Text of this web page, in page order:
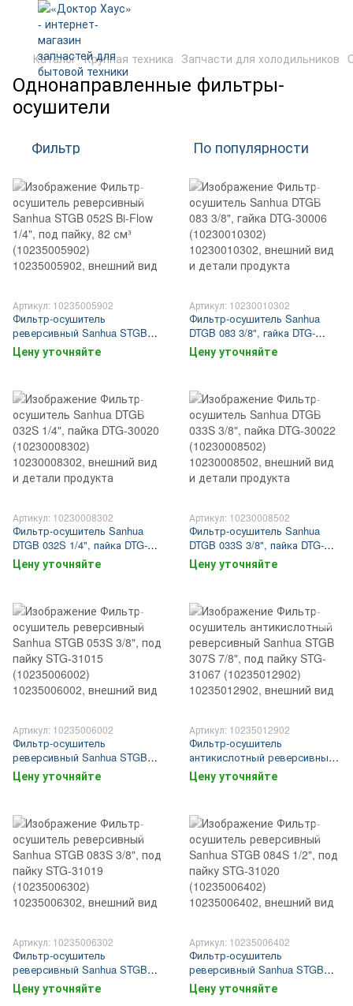
Каталог Крупная техника Запчасти для холодильников
Однонаправленные фильтры-
осушители
Фильтр По популярности
Артикул: 10235005902
Фильтр-осушитель
реверсивный Sanhua STGB
052S Bi-Flow 1/4", под пайку,
82 см³ (10235005902)
Цену уточняйте
Артикул: 10230010302
Фильтр-осушитель Sanhua
DTGB 083 3/8", гайка DTG-
30006 (10230010302)
Цену уточняйте
Артикул: 10230008302
Фильтр-осушитель Sanhua
DTGB 032S 1/4", пайка DTG-
30020 (10230008302)
Цену уточняйте
Артикул: 10230008502
Фильтр-осушитель Sanhua
DTGB 033S 3/8", пайка DTG-
30022 (10230008502)
Цену уточняйте
Артикул: 10235006002
Фильтр-осушитель
реверсивный Sanhua STGB
053S 3/8", под пайку STG-
31015 (10235006002)
Цену уточняйте
Артикул: 10235012902
Фильтр-осушитель
антикислотный реверсивный
Sanhua STGB 307S 7/8", под
пайку STG-31067 (10235012902)
Цену уточняйте
Артикул: 10235006302
Фильтр-осушитель
реверсивный Sanhua STGB
083S 3/8", под пайку STG-
31019 (10235006302)
Цену уточняйте
Артикул: 10235006402
Фильтр-осушитель
реверсивный Sanhua STGB
084S 1/2", под пайку STG-
31020 (10235006402)
Цену уточняйте